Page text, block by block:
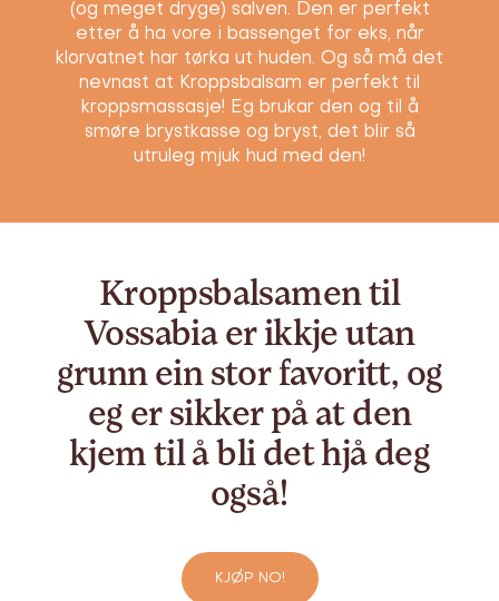
(og meget dryge) salven. Den er perfekt
etter å ha vore i bassenget for eks, når
klorvatnet har tørka ut huden. Og så må det
nevnast at Kroppsbalsam er perfekt til
kroppsmassasje! Eg brukar den og til å
smøre brystkasse og bryst, det blir så
utruleg mjuk hud med den!
Kroppsbalsamen til
Vossabia er ikkje utan
grunn ein stor favoritt, og
eg er sikker på at den
kjem til å bli det hjå deg
også!
KJØP NO!